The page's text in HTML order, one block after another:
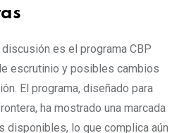
es el programa CBP
escrutinio y posibles cambios
El programa, diseñado para
ha mostrado una marcada
disponibles, lo que complica aún